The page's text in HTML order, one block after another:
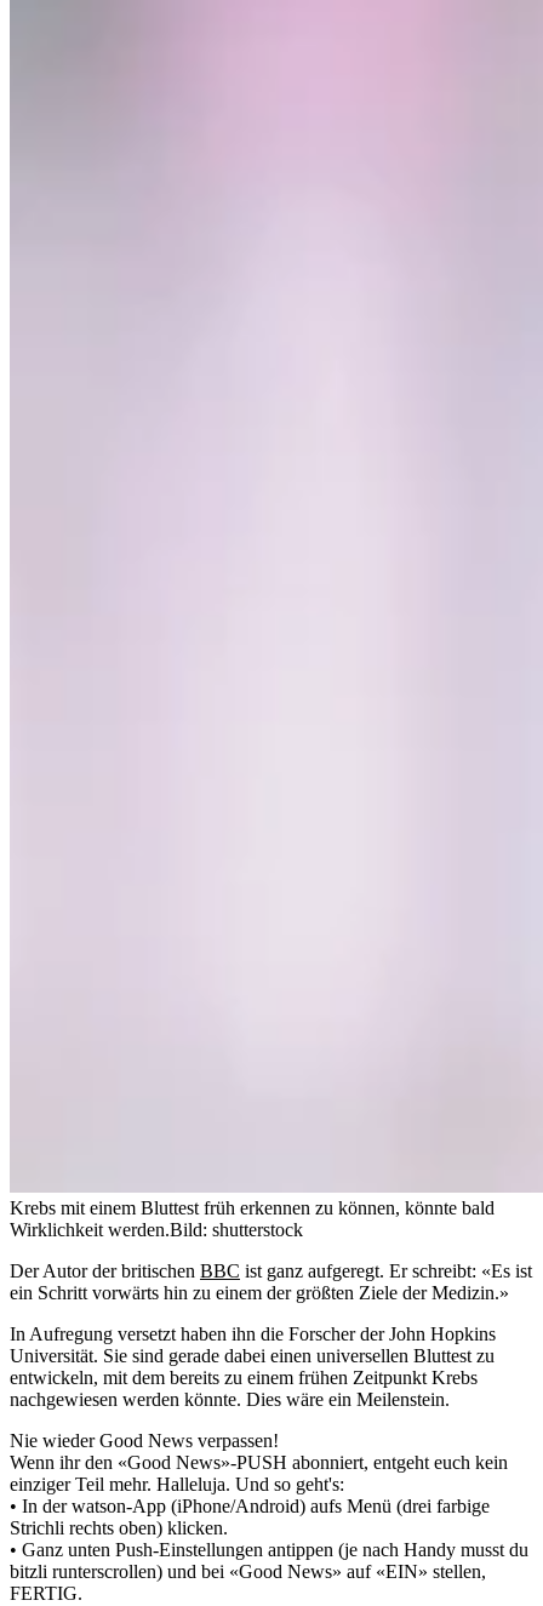
Krebs mit einem Bluttest früh erkennen zu können, könnte bald
Wirklichkeit werden.Bild: shutterstock
Der Autor der britischen BBC ist ganz aufgeregt. Er schreibt: «Es ist
ein Schritt vorwärts hin zu einem der größten Ziele der Medizin.»
In Aufregung versetzt haben ihn die Forscher der John Hopkins
Universität. Sie sind gerade dabei einen universellen Bluttest zu
entwickeln, mit dem bereits zu einem frühen Zeitpunkt Krebs
nachgewiesen werden könnte. Dies wäre ein Meilenstein.
Nie wieder Good News verpassen!
Wenn ihr den «Good News»-PUSH abonniert, entgeht euch kein
einziger Teil mehr. Halleluja. Und so geht's:
• In der watson-App (iPhone/Android) aufs Menü (drei farbige
Strichli rechts oben) klicken.
• Ganz unten Push-Einstellungen antippen (je nach Handy musst du
bitzli runterscrollen) und bei «Good News» auf «EIN» stellen,
FERTIG.